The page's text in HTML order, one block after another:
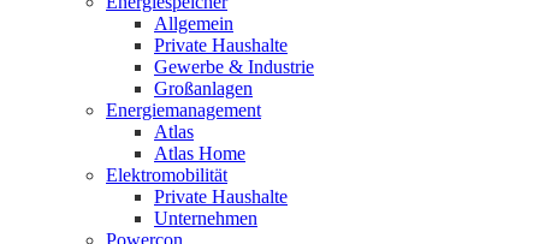
Allgemein
Private Haushalte
Gewerbe & Industrie
Großanlagen
Energiemanagement
Atlas
Atlas Home
Elektromobilität
Private Haushalte
Unternehmen
Powercon